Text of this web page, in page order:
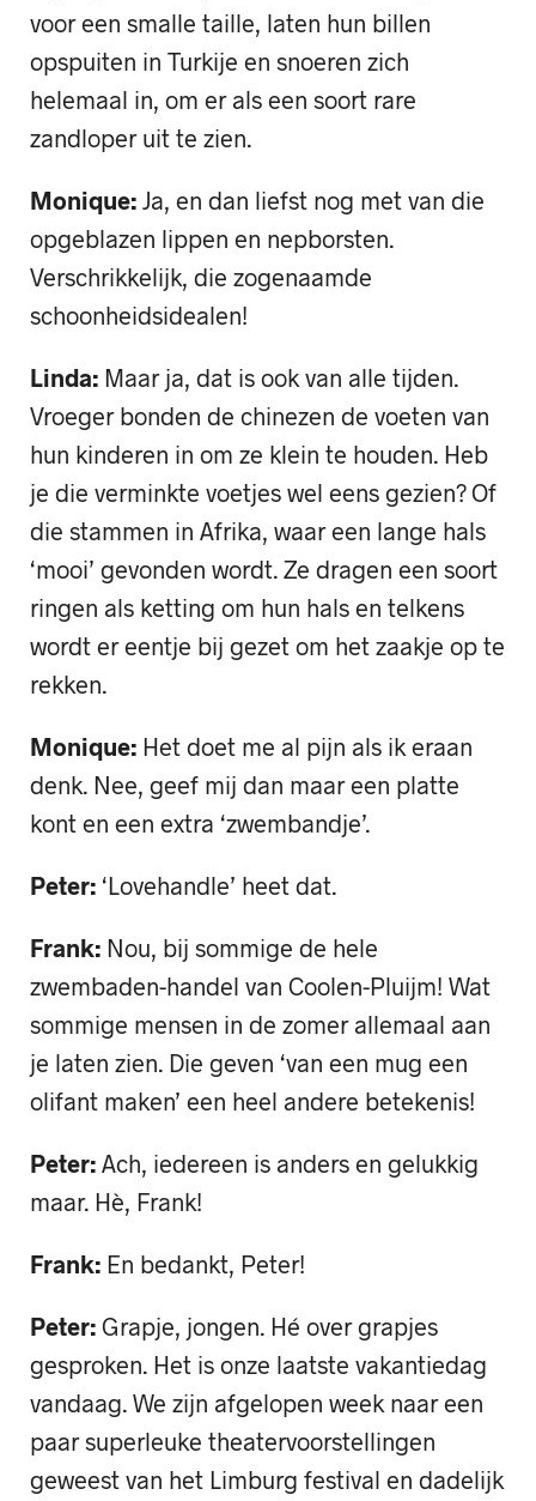
voor een smalle taille, laten hun billen
opspuiten in Turkije en snoeren zich
helemaal in, om er als een soort rare
zandloper uit te zien.
Monique: Ja, en dan liefst nog met van die
opgeblazen lippen en nepborsten.
Verschrikkelijk, die zogenaamde
schoonheidsidealen!
Linda: Maar ja, dat is ook van alle tijden.
Vroeger bonden de chinezen de voeten van
hun kinderen in om ze klein te houden. Heb
je die verminkte voetjes wel eens gezien? Of
die stammen in Afrika, waar een lange hals
‘mooi’ gevonden wordt. Ze dragen een soort
ringen als ketting om hun hals en telkens
wordt er eentje bij gezet om het zaakje op te
rekken.
Monique: Het doet me al pijn als ik eraan
denk. Nee, geef mij dan maar een platte
kont en een extra ‘zwembandje’.
Peter: ‘Lovehandle’ heet dat.
Frank: Nou, bij sommige de hele
zwembaden-handel van Coolen-Pluijm! Wat
sommige mensen in de zomer allemaal aan
je laten zien. Die geven ‘van een mug een
olifant maken’ een heel andere betekenis!
Peter: Ach, iedereen is anders en gelukkig
maar. Hè, Frank!
Frank: En bedankt, Peter!
Peter: Grapje, jongen. Hé over grapjes
gesproken. Het is onze laatste vakantiedag
vandaag. We zijn afgelopen week naar een
paar superleuke theatervoorstellingen
geweest van het Limburg festival en dadelijk